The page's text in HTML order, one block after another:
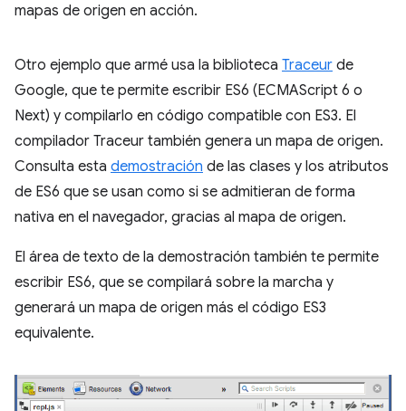
mapas de origen en acción.
Otro ejemplo que armé usa la biblioteca Traceur de
Google, que te permite escribir ES6 (ECMAScript 6 o
Next) y compilarlo en código compatible con ES3. El
compilador Traceur también genera un mapa de origen.
Consulta esta demostración de las clases y los atributos
de ES6 que se usan como si se admitieran de forma
nativa en el navegador, gracias al mapa de origen.
El área de texto de la demostración también te permite
escribir ES6, que se compilará sobre la marcha y
generará un mapa de origen más el código ES3
equivalente.